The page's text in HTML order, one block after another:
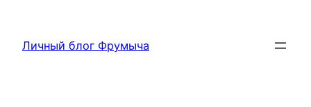
содержимому
Личный блог Фрумыча